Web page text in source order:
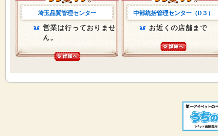
埼玉品質管理センター
営業は行っておりませ
ん。
中部統括管理センター（D３）
お近くの店舗まで